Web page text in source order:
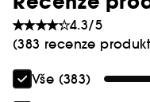
4.3/5
(383 recenze
Vše (383)